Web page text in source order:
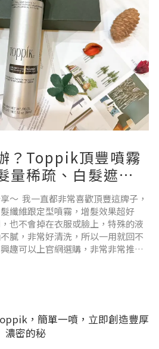
？Toppik頂豐噴霧
量稀疏、白髮遮蓋
～ 我一直都非常喜歡頂豐這牌子，
纖維跟定型噴霧，增髮效果超好
也不會掉在衣服或臉上，特殊的液
膩，非常好清洗，所以一用就回不
趣可以上官網選購，非常非常推薦
髮纖維外，還可以遮白髮!這是甚
! Toppik頂豐噴霧式假髮40+後的